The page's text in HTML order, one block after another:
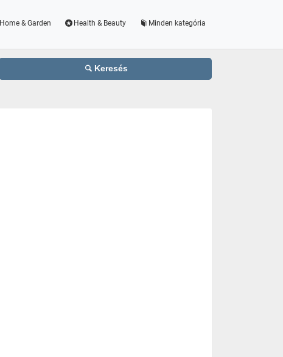
Home & Garden Health & Beauty Minden kategória
Keresés